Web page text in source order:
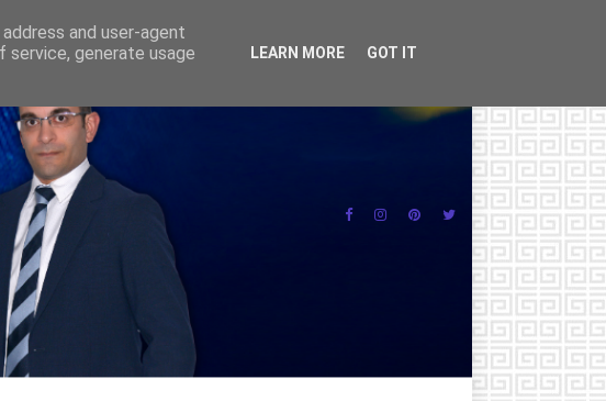
and user-agent
service, generate usage
LEARN MORE GOT IT